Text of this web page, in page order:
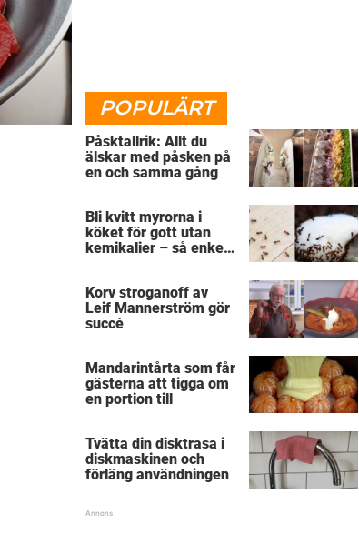
POPULÄRT
Påsktallrik: Allt du
älskar med påsken på
en och samma gång
Bli kvitt myrorna i
köket för gott utan
kemikalier – så enkelt
Korv stroganoff av
Leif Mannerström gör
succé
Mandarintårta som får
gästerna att tigga om
en portion till
Tvätta din disktrasa i
diskmaskinen och
förläng användningen